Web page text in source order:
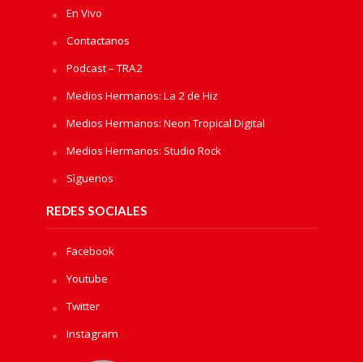
En Vivo
Contactanos
Podcast – TRA2
Medios Hermanos: La 2 de Hiz
Medios Hermanos: Neon Tropical Digital
Medios Hermanos: Studio Rock
Sìguenos
REDES SOCIALES
Facebook
Youtube
Twitter
Instagram